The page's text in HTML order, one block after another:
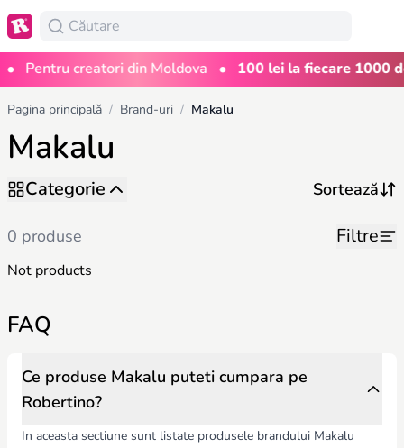
• Pentru creatori din Moldova • 100 lei la fiecare 1000
Pagina principală / Brand-uri / Makalu
Makalu
Categorie
0 produse Filtre
Not products
FAQ
Ce produse Makalu puteti cumpara pe
Robertino?
In aceasta sectiune sunt listate produsele brandului Makalu